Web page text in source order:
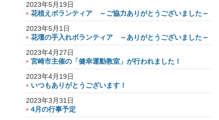
2023年5月19日
花植えボランティア ～ご協力ありがとうございました～
2023年5月1日
花壇の手入れボランティア ～ありがとうございました～
2023年4月27日
宮崎市主催の「健幸運動教室」が行われました！
2023年4月19日
いつもありがとうございます！
2023年3月31日
4月の行事予定